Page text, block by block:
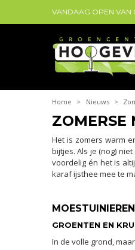
Home > Nieuws >
VANDAAG OPEN VAN
ZOMERSE
Het is zomers warm
bijtjes. Als je (nog)
voordelig én het is
karaf ijsthee mee te
GROENTEN EN
In de volle grond,